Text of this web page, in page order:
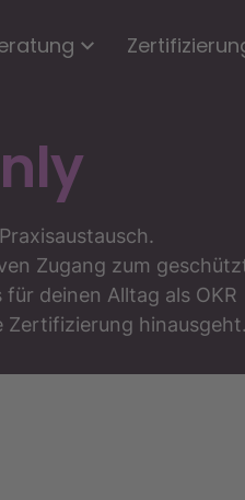
Zugang zum
deinen Alltag als OKR
Zertifizierung hinausgeht.